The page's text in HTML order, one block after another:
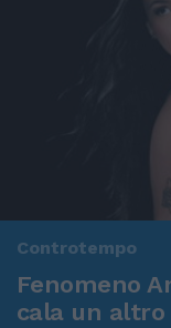
Controtempo
Fenomeno
cala un altro